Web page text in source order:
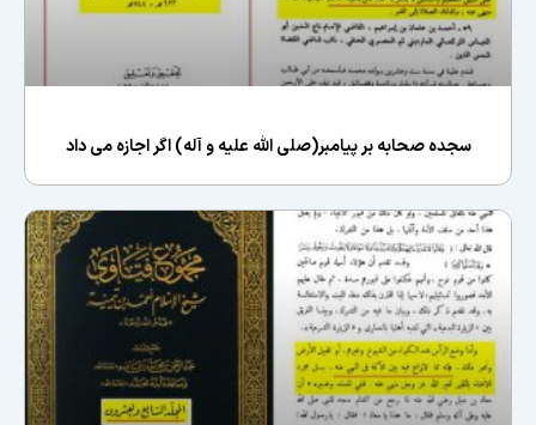
سجده صحابه بر پیامبر(صلی الله علیه و آله) اگر اجازه می داد